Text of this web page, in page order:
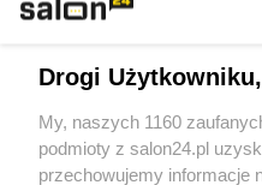
Sport
Społeczeństwo
Drogi Użytkowniku,
My, naszych 1160
podmioty z salon24.pl
przechowujemy informacje